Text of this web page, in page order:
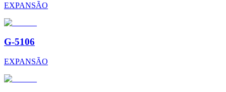
EXPANSÃO
G-5106
EXPANSÃO